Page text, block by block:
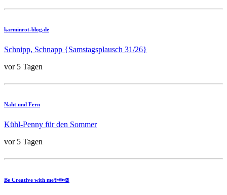
karminrot-blog.de
Schnipp, Schnapp {Samstagsplausch 31/26}
vor 5 Tagen
Naht und Fern
Kühl-Penny für den Sommer
vor 5 Tagen
Be Creative with me✨✏️🎨